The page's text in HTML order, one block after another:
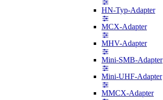
HN-Typ-Adapter
MCX-Adapter
MHV-Adapter
Mini-SMB-Adapter
Mini-UHF-Adapter
MMCX-Adapter